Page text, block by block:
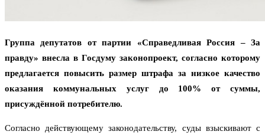
Группа депутатов от партии «Справедливая Россия – За
правду» внесла в Госдуму законопроект, согласно которому
предлагается повысить размер штрафа за низкое качество
оказания коммунальных услуг до 100% от суммы,
присуждённой потребителю.
Согласно действующему законодательству, суды взыскивают с